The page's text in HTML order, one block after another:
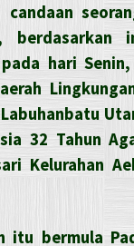
candaan
hari
32 Tahun
Kelurahan
itu bermula